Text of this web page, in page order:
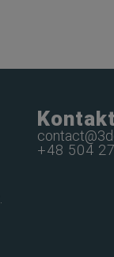
Kontakt
+48 504